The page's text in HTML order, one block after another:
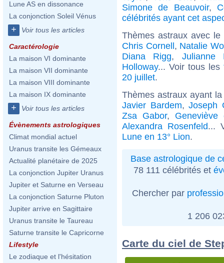
Lune AS en dissonance
La conjonction Soleil Vénus
+ Voir tous les articles
Caractérologie
La maison VI dominante
La maison VII dominante
La maison VIII dominante
La maison IX dominante
+ Voir tous les articles
Évènements astrologiques
Climat mondial actuel
Uranus transite les Gémeaux
Actualité planétaire de 2025
La conjonction Jupiter Uranus
Jupiter et Saturne en Verseau
La conjonction Saturne Pluton
Jupiter arrive en Sagittaire
Uranus transite le Taureau
Saturne transite le Capricorne
Lifestyle
Le zodiaque et l'hésitation
Simone de Beauvoir,
célébrités ayant cet
Thèmes astraux avec
Chris Cornell, Natalie
Diana Rigg, Julianne
Holloway... Voir tous les
20 juillet.
Thèmes astraux ayant
Javier Bardem,Joseph
Zsa Gabor, Geneviève
Alexandra Rosenfeld...
Lune en 13° Lion.
Base astrologique de
78 111 célébrités et
Chercher par
1 206
Carte du ciel de